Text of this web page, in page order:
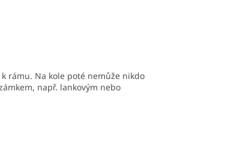
rámu. Na kole poté nemůže nikdo
např. lankovým nebo